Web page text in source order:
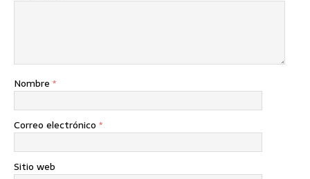
Nombre *
Correo electrónico *
Sitio web